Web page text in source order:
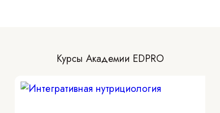
Курсы Академии EDPRO